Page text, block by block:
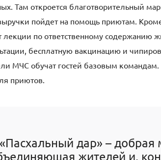
Там откроется благотворительный
пойдет на помощь приютам.
лекции по ответственному содержанию
бесплатную вакцинацию и
МЧС обучат гостей базовым
приютов.
«Пасхальный дар» – добрая
жителей и,